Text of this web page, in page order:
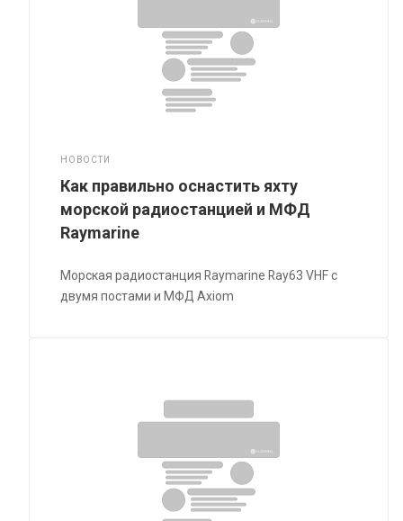
НОВОСТИ
Как правильно оснастить яхту
морской радиостанцией и МФД
Raymarine
Морская радиостанция Raymarine Ray63 VHF с
двумя постами и МФД Axiom